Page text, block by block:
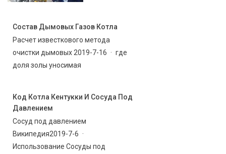
Состав Дымовых Газов Котла
Расчет известкового метода
очистки дымовых 2019-7-16 · где
доля золы уносимая
Код Котла Кентукки И Сосуда Под
Давлением
Сосуд под давлением
Википедия2019-7-6 ·
Использование Сосуды под